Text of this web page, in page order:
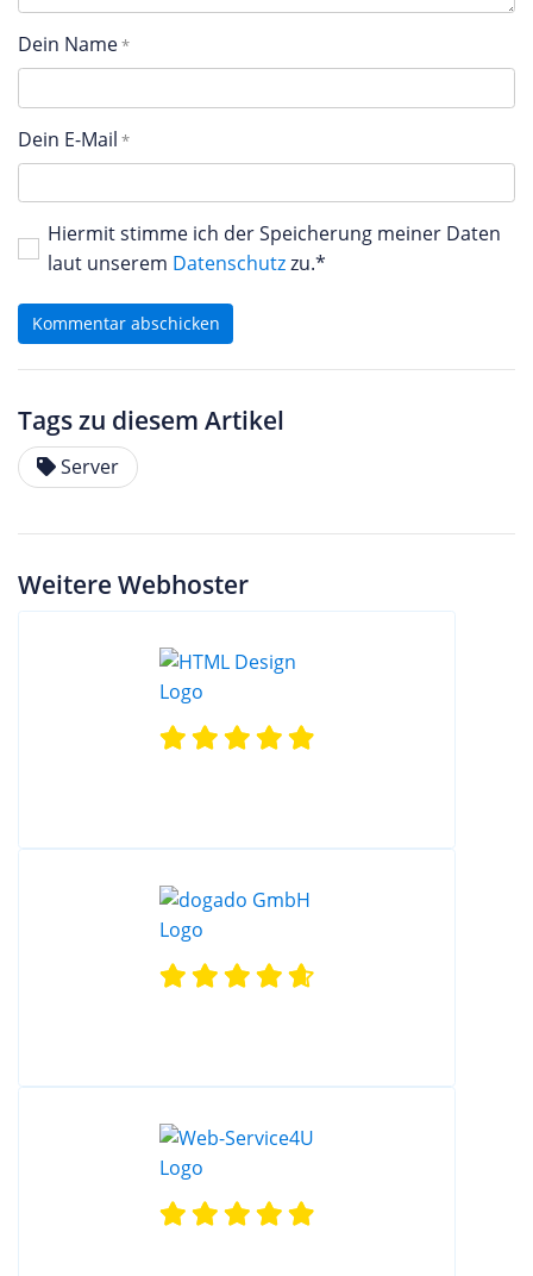
Dein Name
Dein E-Mail
Hiermit stimme ich der Speicherung meiner Daten
laut unserem Datenschutzzu.*
Kommentar abschicken
Tags zu diesem Artikel
Server
Weitere Webhoster